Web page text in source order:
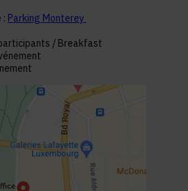
: Parking Monterey
/ Breakfast